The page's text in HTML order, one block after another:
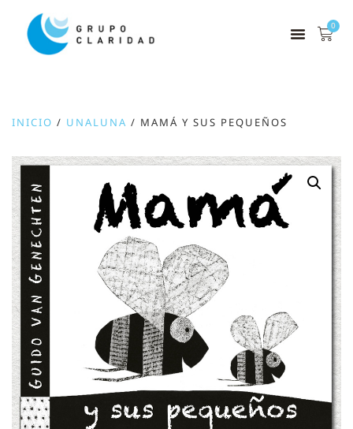
0
INICIO / UNALUNA / MAMÁ Y SUS PEQUEÑOS